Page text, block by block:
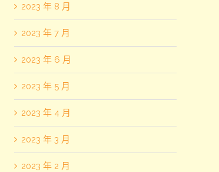
2023 年 8 月
2023 年 7 月
2023 年 6 月
2023 年 5 月
2023 年 4 月
2023 年 3 月
2023 年 2 月